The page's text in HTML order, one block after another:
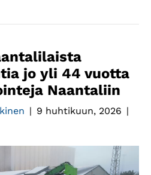
jo yli 44 vuotta
Naantaliin
| 9 huhtikuun, 2026 |